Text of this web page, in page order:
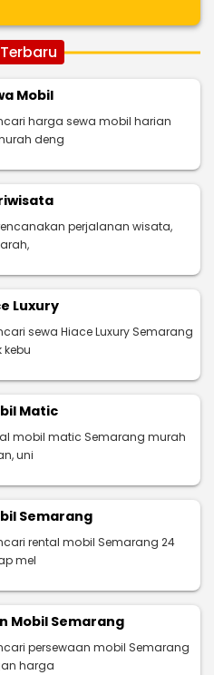
Mobil
harga sewa mobil harian
deng
perjalanan wisata,
Luxury
sewa Hiace Luxury Semarang
kebu
Matic
mobil matic Semarang murah
uni
Semarang
rental mobil Semarang 24
mel
Mobil Semarang
persewaan mobil Semarang
harga